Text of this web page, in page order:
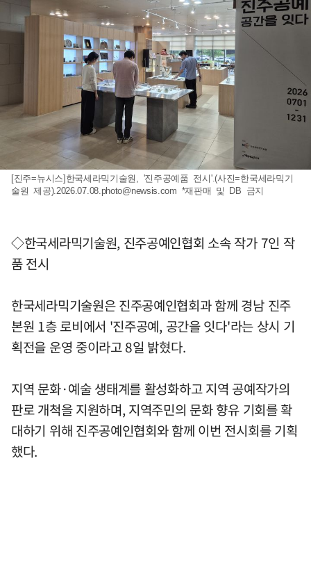
[진주=뉴시스]한국세라믹기술원, '진주공예품 전시'.(사진=한국세라믹기
술원 제공).2026.07.08.photo@newsis.com *재판매 및 DB 금지
◇한국세라믹기술원, 진주공예인협회 소속 작가 7인 작
품 전시
한국세라믹기술원은 진주공예인협회과 함께 경남 진주
본원 1층 로비에서 '진주공예, 공간을 잇다'라는 상시 기
획전을 운영 중이라고 8일 밝혔다.
지역 문화·예술 생태계를 활성화하고 지역 공예작가의
판로 개척을 지원하며, 지역주민의 문화 향유 기회를 확
대하기 위해 진주공예인협회와 함께 이번 전시회를 기획
했다.